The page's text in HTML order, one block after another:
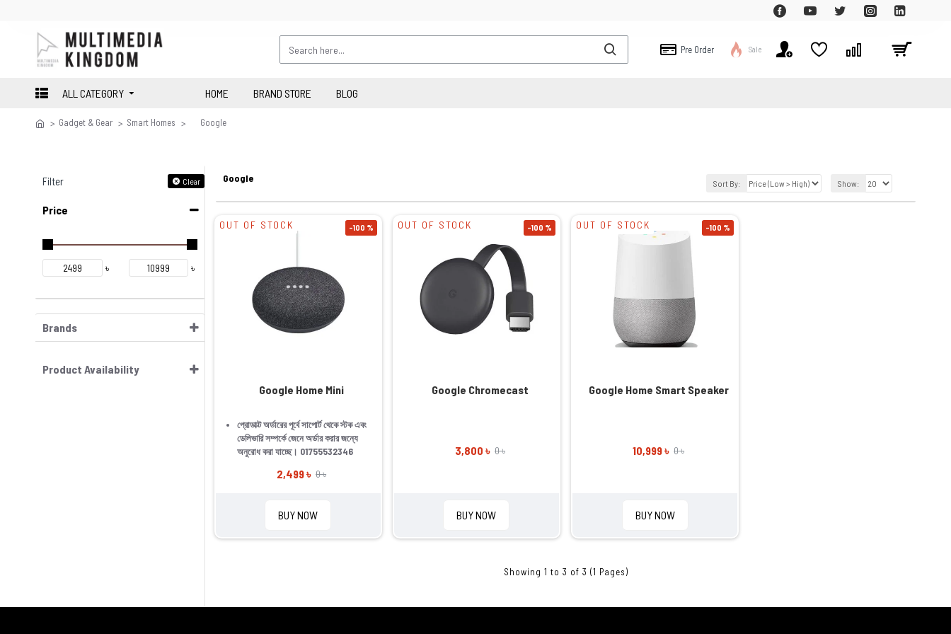
Pre Order Sale
ALL CATEGORY HOME BRAND STORE BLOG
Gadget & Gear Smart Homes Google
Filter Clear
Price
৳ ৳
Brands
Product Availability
Google Sort By: Show:
OUT OF STOCK -100 %
Google Home Mini
প্রোডাক্ট অর্ডারের পূর্বে সাপোর্ট থেকে স্টক এবং
ডেলিভারি সম্পর্কে জেনে অর্ডার করার জন্যে
অনুরোধ করা যাচ্ছে। 01755532346
2,499 ৳ 0 ৳
BUY NOW
OUT OF STOCK -100 %
Google Chromecast
3,800 ৳ 0 ৳
BUY NOW
OUT OF STOCK -100 %
Google Home Smart Speaker
10,999 ৳ 0 ৳
BUY NOW
Showing 1 to 3 of 3 (1 Pages)